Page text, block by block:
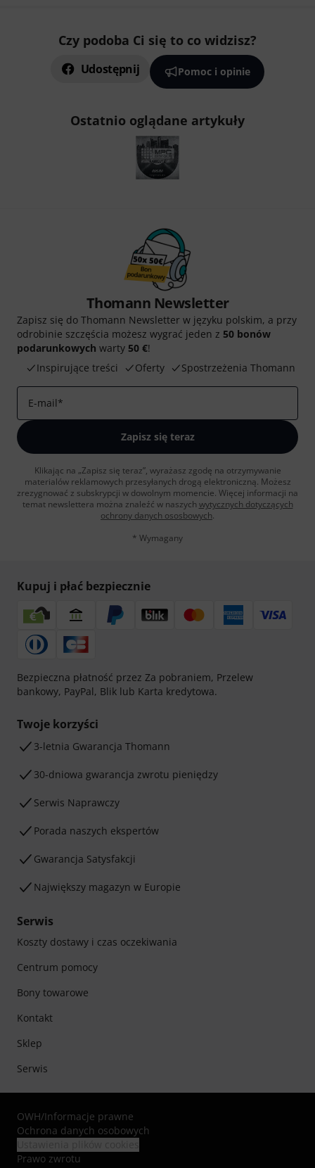
Czy podoba Ci się to co widzisz?
Udostępnij Pomoc i opinie
Ostatnio oglądane artykuły
Thomann Newsletter
Zapisz się do Thomann Newsletter w języku polskim, a przy
odrobinie szczęścia możesz wygrać jeden z 50 bonów
podarunkowych warty 50 €!
Inspirujące treści
Oferty Spostrzeżenia Thomann
E-mail*
Zapisz się teraz
Klikając na „Zapisz się teraz”, wyrażasz zgodę na otrzymywanie
materialów reklamowych przesyłanych drogą elektroniczną. Możesz
zrezygnować z subskrypcji w dowolnym momencie. Więcej informacji na
temat newslettera można znaleźć w naszych wytycznych dotyczących
ochrony danych ososbowych.
* Wymagany
Kupuj i płać bezpiecznie
Bezpieczna płatność przez Za pobraniem, Przelew
bankowy, PayPal, Blik lub Karta kredytowa.
Twoje korzyści
3-letnia Gwarancja Thomann
30-dniowa gwarancja zwrotu pieniędzy
Serwis Naprawczy
Porada naszych ekspertów
Gwarancja Satysfakcji
Największy magazyn w Europie
Serwis
Koszty dostawy i czas oczekiwania
Centrum pomocy
Bony towarowe
Kontakt
Sklep
Serwis
OWH/Informacje prawne
Ochrona danych osobowych
Prawo zwrotu